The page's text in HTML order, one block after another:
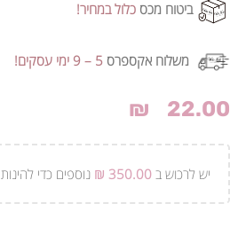
ביטוח מכס כלול במחיר!
משלוח אקספרס 5 – 9 ימי עסקים!
₪ 22.00
יש לרכוש ב ₪ 350.00 נוספים כדי